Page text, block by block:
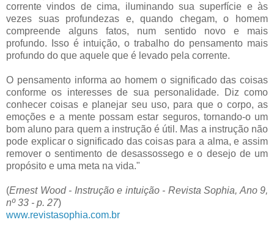
corrente vindos de cima, iluminando sua superfície e às
vezes suas profundezas e, quando chegam, o homem
compreende alguns fatos, num sentido novo e mais
profundo. Isso é intuição, o trabalho do pensamento mais
profundo do que aquele que é levado pela corrente.
O pensamento informa ao homem o significado das coisas
conforme os interesses de sua personalidade. Diz como
conhecer coisas e planejar seu uso, para que o corpo, as
emoções e a mente possam estar seguros, tornando-o um
bom aluno para quem a instrução é útil. Mas a instrução não
pode explicar o significado das coisas para a alma, e assim
remover o sentimento de desassossego e o desejo de um
propósito e uma meta na vida."
(Ernest Wood - Instrução e intuição - Revista Sophia, Ano 9,
nº 33 - p. 27)
www.revistasophia.com.br